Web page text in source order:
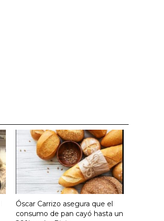
Óscar Carrizo asegura que el
consumo de pan cayó hasta un